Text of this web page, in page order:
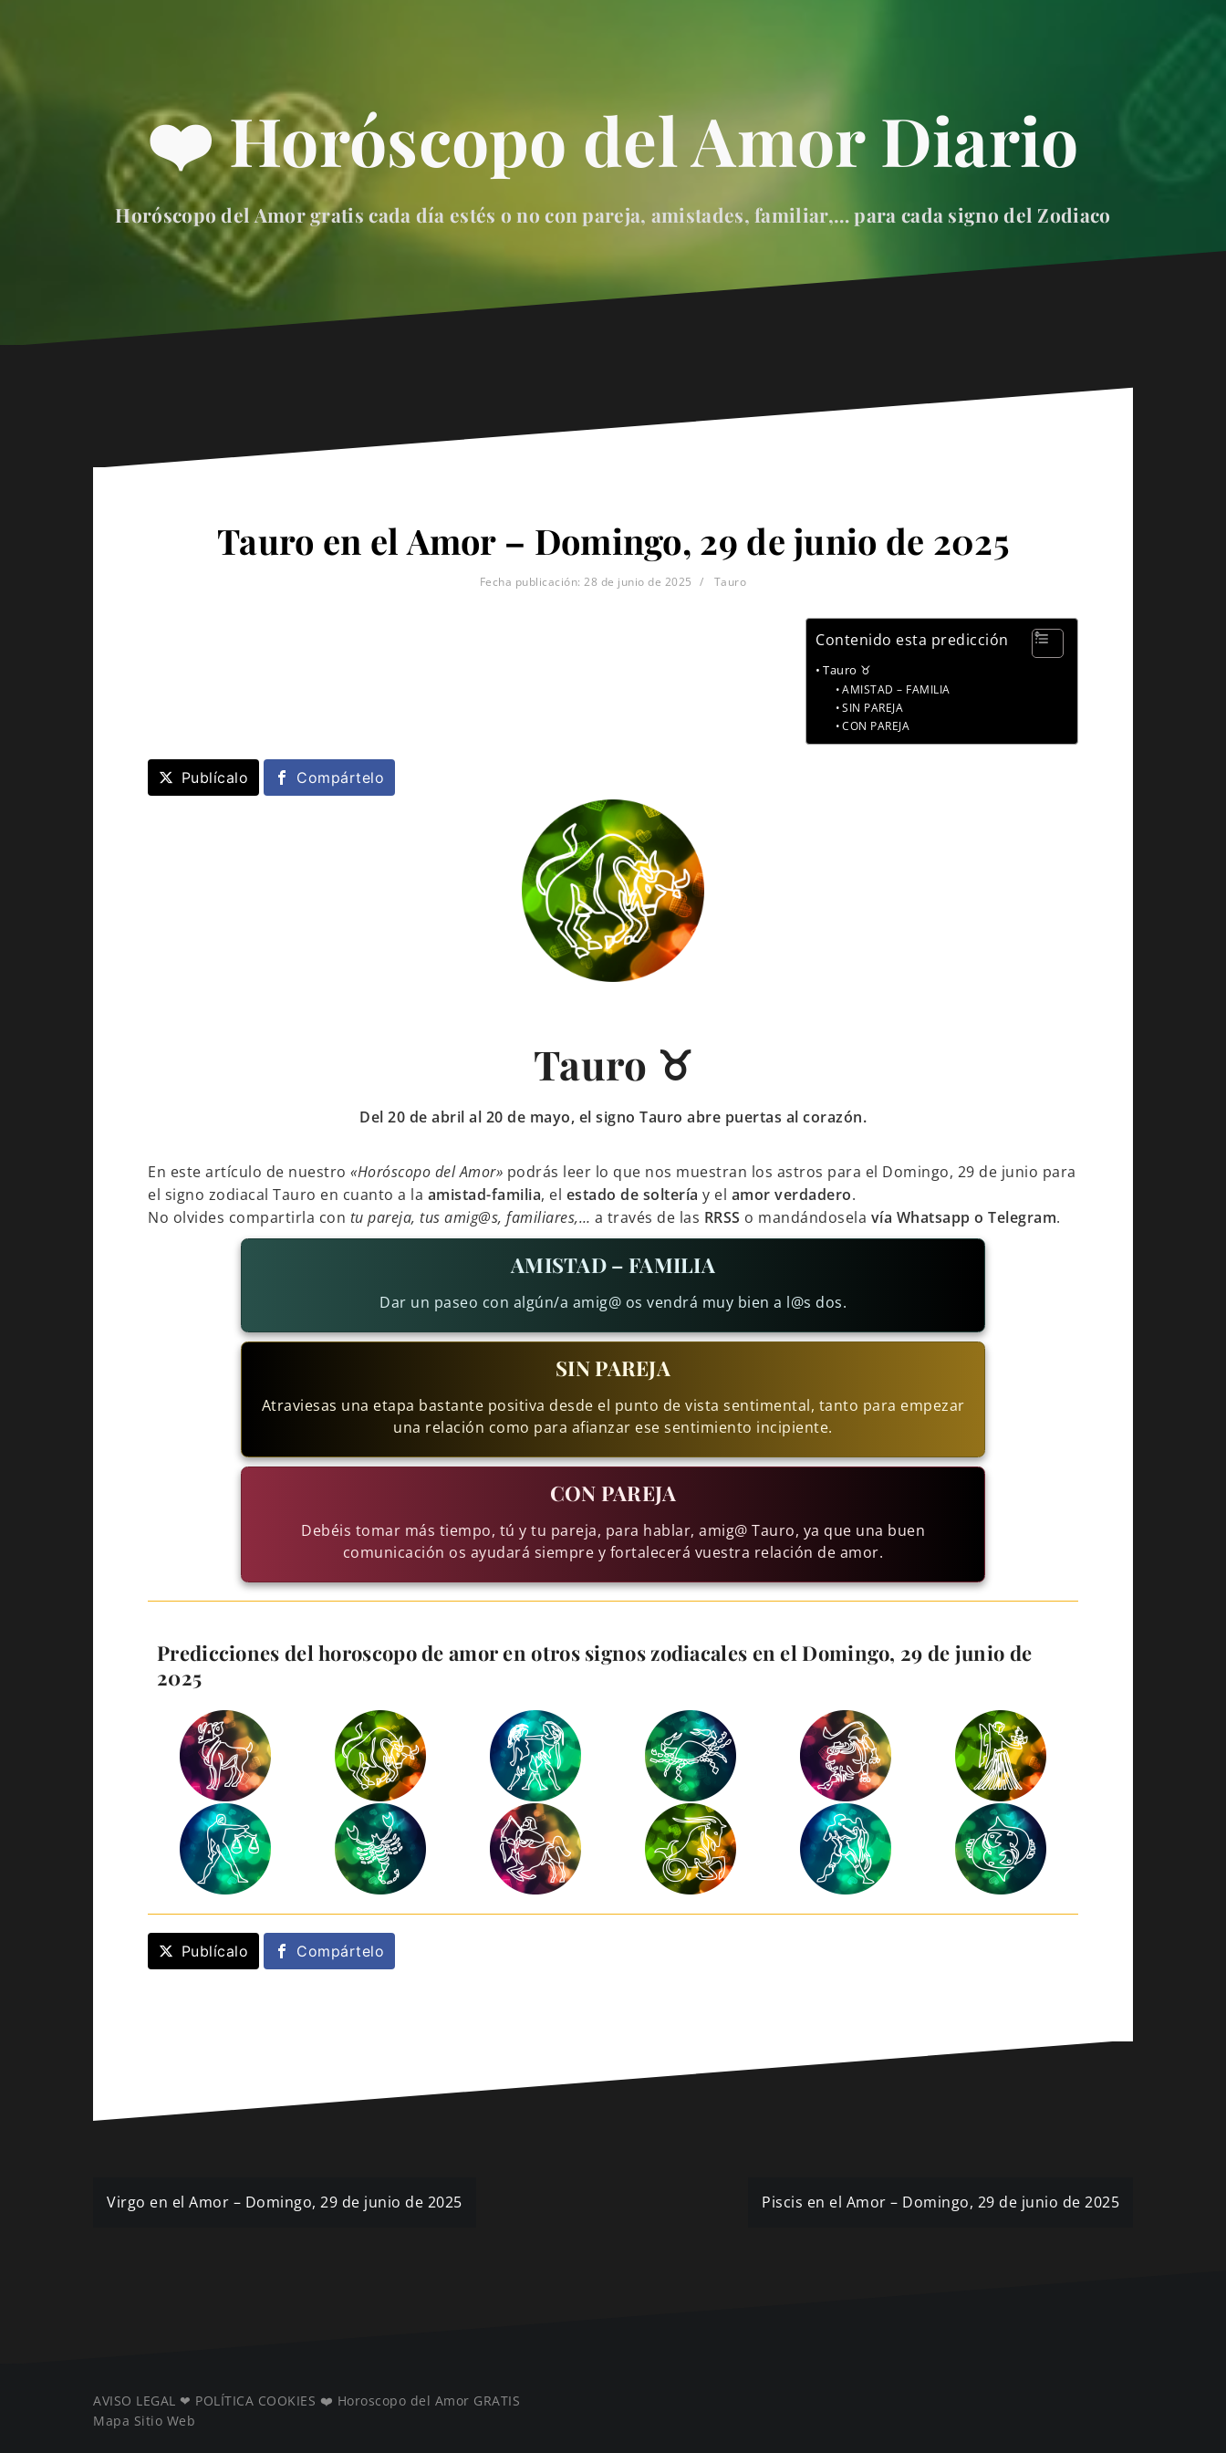
❤️ Horóscopo del Amor Diario
Horóscopo del Amor gratis cada día estés o no con pareja, amistades, familiar,… para cada signo del Zodiaco
Tauro en el Amor – Domingo, 29 de junio de 2025
Fecha publicación:28 de junio de 2025 Tauro
Contenido esta predicción
Tauro ♉
AMISTAD – FAMILIA
SIN PAREJA
CON PAREJA
Publícalo Compártelo
Tauro ♉
Del 20 de abril al 20 de mayo, el signo Tauro abre puertas al corazón.
En este artículo de nuestro «Horóscopo del Amor» podrás leer lo que nos muestran los astros para el Domingo, 29 de junio para
el signo zodiacal Tauro en cuanto a la amistad-familia, el estado de soltería y el amor verdadero.
No olvides compartirla con tu pareja, tus amig@s, familiares,… a través de las RRSS o mandándosela vía Whatsapp o Telegram.
AMISTAD – FAMILIA
Dar un paseo con algún/a amig@ os vendrá muy bien a l@s dos.
SIN PAREJA
Atraviesas una etapa bastante positiva desde el punto de vista sentimental, tanto para empezar
una relación como para afianzar ese sentimiento incipiente.
CON PAREJA
Debéis tomar más tiempo, tú y tu pareja, para hablar, amig@ Tauro, ya que una buen
comunicación os ayudará siempre y fortalecerá vuestra relación de amor.
Predicciones del horoscopo de amor en otros signos zodiacales en el Domingo, 29 de junio de
2025
Publícalo Compártelo
Navegación
Virgo en el Amor – Domingo, 29 de junio de 2025 Piscis en el Amor – Domingo, 29 de junio de 2025
AVISO LEGAL ❤ ️ POLÍTICA COOKIES ❤️ Horoscopo del Amor GRATIS
Mapa Sitio Web